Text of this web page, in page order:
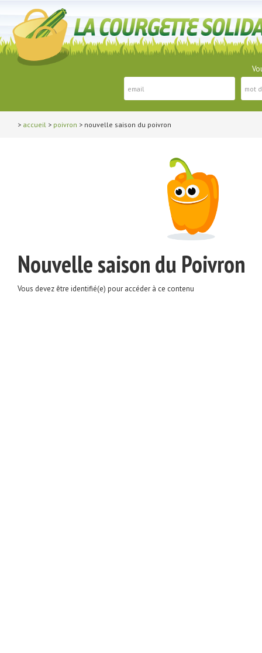
> accueil > poivron > nouvelle saison du poivron
Nouvelle saison du Poivron
Vous devez être identifié(e) pour accéder à ce contenu